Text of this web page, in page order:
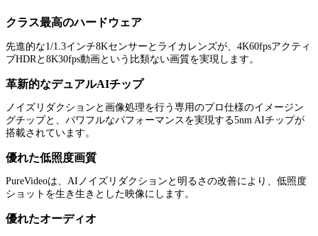
クラス最高のハードウェア
先進的な1/1.3インチ8Kセンサーとライカレンズが、4K60fpsアクティ
ブHDRと8K30fps動画という比類ない画質を実現します。
革新的なデュアルAIチップ
ノイズリダクションと画像処理を行う専用のプロ仕様のイメージン
グチップと、パワフルなパフォーマンスを実現する5nm AIチップが
搭載されています。
優れた低照度画質
PureVideoは、AIノイズリダクションと明るさの改善により、低照度
ショットを生き生きとした映像にします。
優れたオーディオ